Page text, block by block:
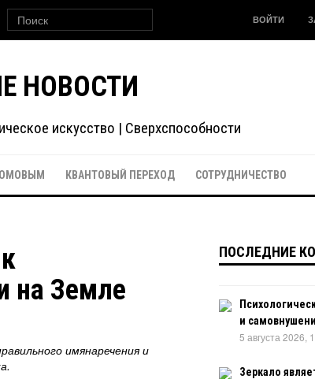
ВОЙТИ
НОВОСТИ
искусство | Сверхспособности
КВАНТОВЫЙ ПЕРЕХОД СОТРУДНИЧЕСТВО
на Земле
имянаречения и
ПОСЛЕДНИЕ
и
5 августа 2026,
Зеркало